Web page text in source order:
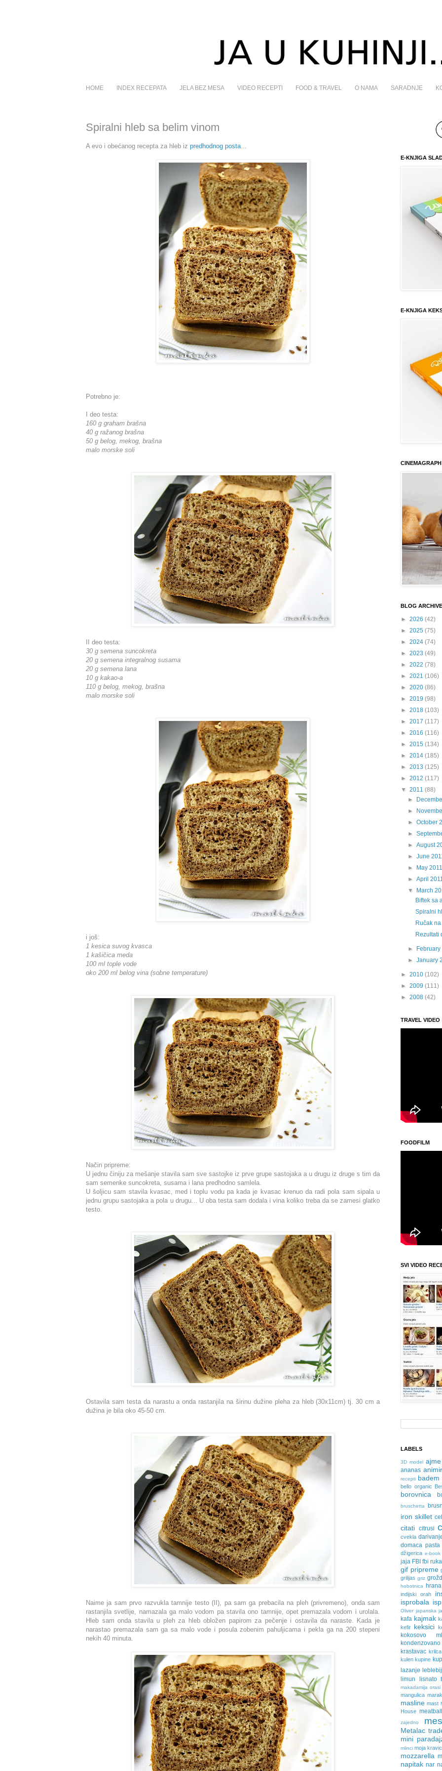
HOME INDEX RECEPATA JELA BEZ MESA VIDEO RECEPTI FOOD & TRAVEL O NAMA SARADNJE
Spiralni hleb sa belim vinom
A evo i obećanog recepta za hleb iz predhodnog posta...
Potrebno je:
I deo testa:
160 g graham brašna
40 g ražanog brašna
50 g belog, mekog, brašna
malo morske soli
II deo testa:
30 g semena suncokreta
20 g semena integralnog susama
20 g semena lana
10 g kakao-a
110 g belog, mekog, brašna
malo morske soli
i još:
1 kesica suvog kvasca
1 kašičica meda
100 ml tople vode
oko 200 ml belog vina (sobne temperature)
Način pripreme:
U jednu činiju za mešanje stavila sam sve sastojke iz prve grupe sastojaka a u drugu iz druge s tim da
sam semenke suncokreta, susama i lana predhodno samlela.
U šoljicu sam stavila kvasac, med i toplu vodu pa kada je kvasac krenuo da radi pola sam sipala u
jednu grupu sastojaka a pola u drugu... U oba testa sam dodala i vina koliko treba da se zamesi glatko
testo.
Ostavila sam testa da narastu a onda rastanjila na širinu dužine pleha za hleb (30x11cm) tj. 30 cm a
dužina je bila oko 45-50 cm.
Naime ja sam prvo razvukla tamnije testo (II), pa sam ga prebacila na pleh (privremeno), onda sam
rastanjila svetlije, namazala ga malo vodom pa stavila ono tamnije, opet premazala vodom i urolala.
Hleb sam onda stavila u pleh za hleb obložen papirom za pečenje i ostavila da naraste. Kada je
narastao premazala sam ga sa malo vode i posula zobenim pahuljicama i pekla ga na 200 stepeni
nekih 40 minuta.
E-KNJIGA
E-KNJIGA
CINEMAGRAPH
BLOG ARCHIVE
► 2026 (42)
► 2025 (75)
► 2024 (74)
► 2023 (49)
► 2022 (78)
► 2021 (106)
► 2020 (86)
► 2019 (98)
► 2018 (103)
► 2017 (117)
► 2016 (116)
► 2015 (134)
► 2014 (185)
► 2013 (125)
► 2012 (117)
▼ 2011 (88)
►
►
►October
►
►August
►June
►
May
►April
▼
March
Biftek sa
Spiralni
Ručak
Rezultati
►
►January
► 2010 (102)
► 2009 (111)
► 2008 (42)
TRAVEL VIDEO
FOODFILM
SVI VIDEO
LABELS
3D model
ananas
recepti badem
bello organic
borovnica
bruschetta
iron skillet
citati citrusi
cvekla
domaca pasta
džigerica e-book
jaja FBI fbi
gif pripreme
grilijas griz
hobotnica
indijski orah
isprobala
Oliver japanska
kafa kajmak
kefir keksici
kokosovo
krastavac krilca
kulen kupine
lazanje
limun
lisnato
makadamija orasi
mangulica
masline mast
House
zajedno
Metalac
mini
mlinci moja
mozzarella
napitak nar